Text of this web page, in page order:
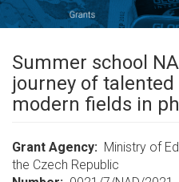
PEOPLE
Summer school
journey of
modern fields in
Grant Agency
Ministry of
the Czech Republic